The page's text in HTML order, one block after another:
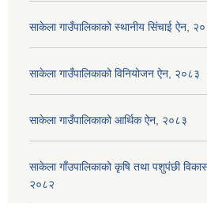
साकेला गाउँपालिकाको स्थानीय सिंचाई ऐन,
साकेला गाउँपालिकाको विनियोजन ऐन, २०८३
साकेला गाउँपालिकाको आर्थिक ऐन, २०८३
साकेला गाँउपालिकाको कृषि तथा पशुपंछी विकास
२०८२